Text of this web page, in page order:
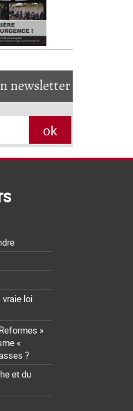
newsletter
vraie loi
»
«
?
et du